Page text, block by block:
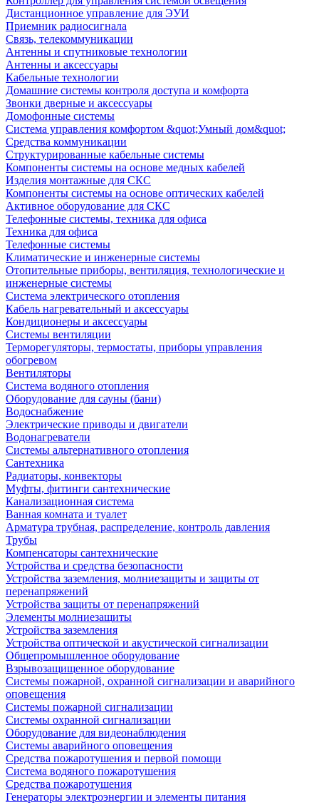
Дистанционное управление для ЭУИ
Приемник радиосигнала
Связь, телекоммуникации
Антенны и спутниковые технологии
Антенны и аксессуары
Кабельные технологии
Домашние системы контроля доступа и комфорта
Звонки дверные и аксессуары
Домофонные системы
Система управления комфортом &quot;Умный дом&quot;
Средства коммуникации
Структурированные кабельные системы
Компоненты системы на основе медных кабелей
Изделия монтажные для СКС
Компоненты системы на основе оптических кабелей
Активное оборудование для СКС
Телефонные системы, техника для офиса
Техника для офиса
Телефонные системы
Климатические и инженерные системы
Отопительные приборы, вентиляция, технологические и
инженерные системы
Система электрического отопления
Кабель нагревательный и аксессуары
Кондиционеры и аксессуары
Системы вентиляции
Терморегуляторы, термостаты, приборы управления
обогревом
Вентиляторы
Система водяного отопления
Оборудование для сауны (бани)
Водоснабжение
Электрические приводы и двигатели
Водонагреватели
Системы альтернативного отопления
Сантехника
Радиаторы, конвекторы
Муфты, фитинги сантехнические
Канализационная система
Ванная комната и туалет
Арматура трубная, распределение, контроль давления
Трубы
Компенсаторы сантехнические
Устройства и средства безопасности
Устройства заземления, молниезащиты и защиты от
перенапряжений
Устройства защиты от перенапряжений
Элементы молниезащиты
Устройства заземления
Устройства оптической и акустической сигнализации
Общепромышленное оборудование
Взрывозащищенное оборудование
Системы пожарной, охранной сигнализации и аварийного
оповещения
Системы пожарной сигнализации
Системы охранной сигнализации
Оборудование для видеонаблюдения
Системы аварийного оповещения
Средства пожаротушения и первой помощи
Система водяного пожаротушения
Средства пожаротушения
Генераторы электроэнергии и элементы питания